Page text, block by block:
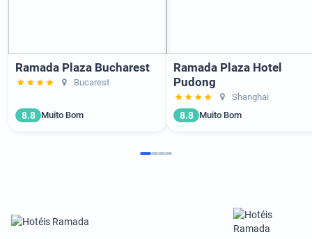
Ramada Plaza Bucharest
Bucarest
8.8 Muito Bom
Ramada Plaza Hotel
Pudong
Shanghai
8.8 Muito Bom